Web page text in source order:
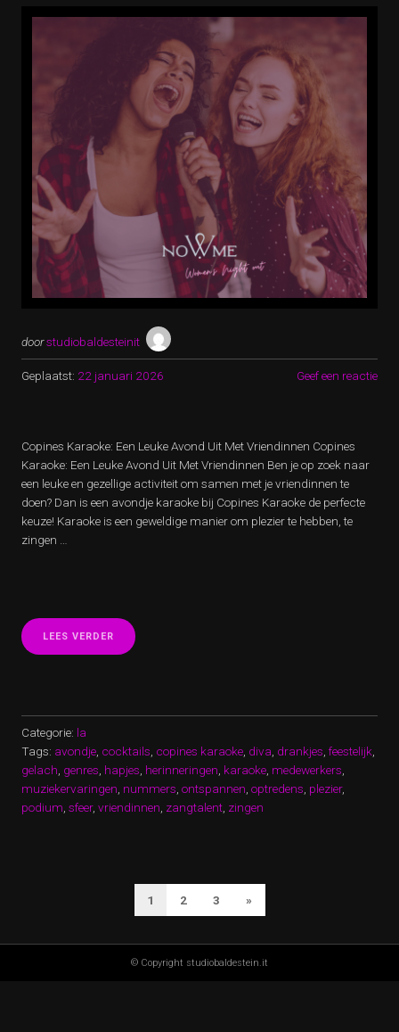
doorstudiobaldesteinit
Geplaatst: 22 januari 2026 Geef een reactie
Copines Karaoke: Een Leuke Avond Uit Met Vriendinnen Copines
Karaoke: Een Leuke Avond Uit Met Vriendinnen Ben je op zoek naar
een leuke en gezellige activiteit om samen met je vriendinnen te
doen? Dan is een avondje karaoke bij Copines Karaoke de perfecte
keuze! Karaoke is een geweldige manier om plezier te hebben, te
zingen …
LEES VERDER “GENIET
VAN
EN
LACH
SAMEN
MET
VRIENDINNEN!”
Categorie: la
Tags: avondje, cocktails, copines karaoke, diva, drankjes, feestelijk,
gelach, genres, hapjes, herinneringen, karaoke, medewerkers,
muziekervaringen, nummers, ontspannen, optredens, plezier,
podium, sfeer, vriendinnen, zangtalent, zingen
BERICHTEN
PAGINERING
1 2 3 Volgende
»
© Copyright studiobaldestein.it